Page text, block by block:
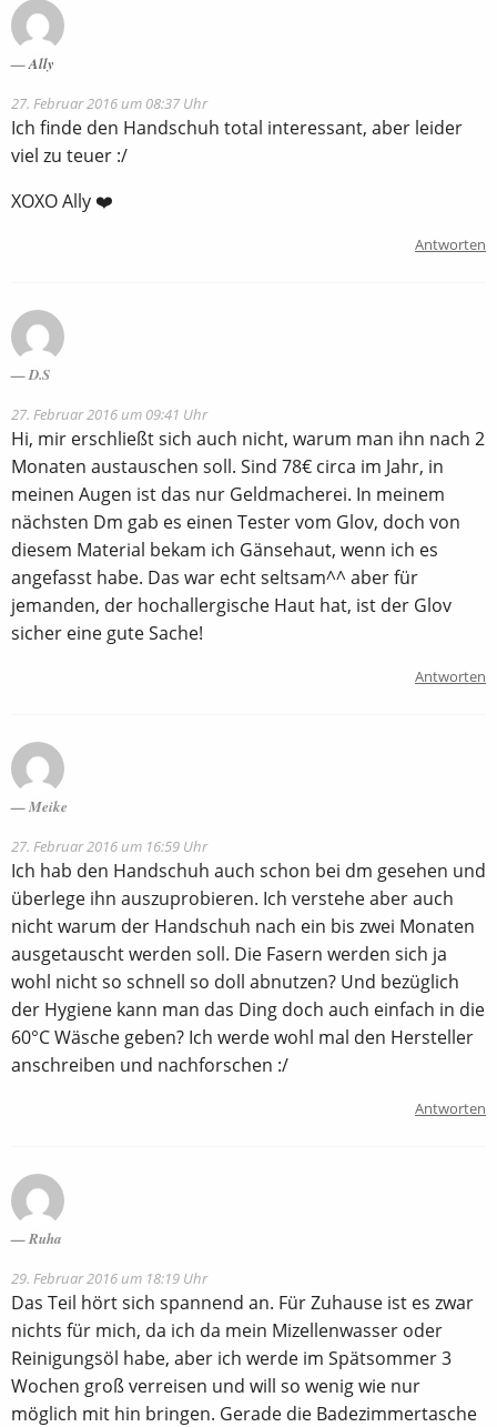
Ally
27. Februar 2016 um 08:37 Uhr
Ich finde den Handschuh total interessant, aber leider
viel zu teuer :/
XOXO Ally ❤️
Antworten
D.S
27. Februar 2016 um 09:41 Uhr
Hi, mir erschließt sich auch nicht, warum man ihn nach 2
Monaten austauschen soll. Sind 78€ circa im Jahr, in
meinen Augen ist das nur Geldmacherei. In meinem
nächsten Dm gab es einen Tester vom Glov, doch von
diesem Material bekam ich Gänsehaut, wenn ich es
angefasst habe. Das war echt seltsam^^ aber für
jemanden, der hochallergische Haut hat, ist der Glov
sicher eine gute Sache!
Antworten
Meike
27. Februar 2016 um 16:59 Uhr
Ich hab den Handschuh auch schon bei dm gesehen und
überlege ihn auszuprobieren. Ich verstehe aber auch
nicht warum der Handschuh nach ein bis zwei Monaten
ausgetauscht werden soll. Die Fasern werden sich ja
wohl nicht so schnell so doll abnutzen? Und bezüglich
der Hygiene kann man das Ding doch auch einfach in die
60°C Wäsche geben? Ich werde wohl mal den Hersteller
anschreiben und nachforschen :/
Antworten
Ruha
29. Februar 2016 um 18:19 Uhr
Das Teil hört sich spannend an. Für Zuhause ist es zwar
nichts für mich, da ich da mein Mizellenwasser oder
Reinigungsöl habe, aber ich werde im Spätsommer 3
Wochen groß verreisen und will so wenig wie nur
möglich mit hin bringen. Gerade die Badezimmertasche